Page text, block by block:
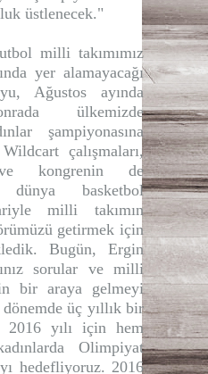
üstlenecek."
milli takımımız
yer alamayacağı
Ağustos ayında
ülkemizde
şampiyonasına
çalışmaları,
kongrenin de
dünya basketbol
milli takımın
getirmek için
Bugün, Ergin
sorular ve milli
bir araya gelmeyi
üç yıllık bir
2016 yılı için hem
Olimpiyat
hedefliyoruz. 2016